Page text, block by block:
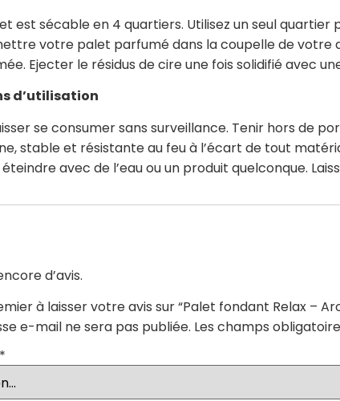
est sécable en 4 quartiers. Utilisez un seul
votre palet parfumé dans la coupelle de votre
Ejecter le résidus de cire une fois solidifié avec
d’utilisation
se consumer sans surveillance. Tenir hors de
stable et résistante au feu à l’écart de tout
éteindre avec de l’eau ou un produit quelconque.
d’avis.
à laisser votre avis sur “Palet fondant Relax –
e-mail ne sera pas publiée. Les champs
*